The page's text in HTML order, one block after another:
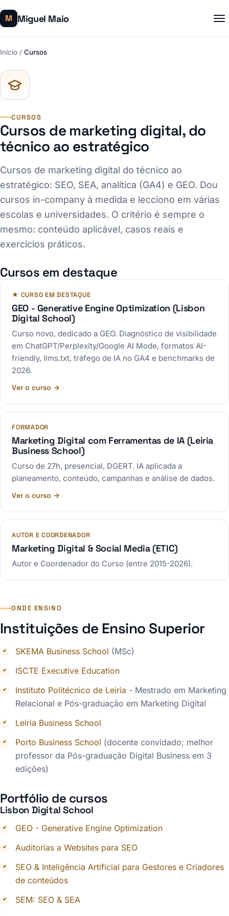
M Miguel Maio
Início / Cursos
CURSOS
Cursos de marketing digital, do
técnico ao estratégico
Cursos de marketing digital do técnico ao
estratégico: SEO, SEA, analítica (GA4) e GEO. Dou
cursos in-company à medida e lecciono em várias
escolas e universidades. O critério é sempre o
mesmo: conteúdo aplicável, casos reais e
exercícios práticos.
Cursos em destaque
★ CURSO EM DESTAQUE
GEO - Generative Engine Optimization (Lisbon
Digital School)
Curso novo, dedicado a GEO. Diagnóstico de visibilidade
em ChatGPT/Perplexity/Google AI Mode, formatos AI-
friendly, llms.txt, tráfego de IA no GA4 e benchmarks de
2026.
Ver o curso →
FORMADOR
Marketing Digital com Ferramentas de IA (Leiria
Business School)
Curso de 27h, presencial, DGERT. IA aplicada a
planeamento, conteúdo, campanhas e análise de dados.
Ver o curso →
AUTOR E COORDENADOR
Marketing Digital & Social Media (ETIC)
Autor e Coordenador do Curso (entre 2015-2026).
ONDE ENSINO
Instituições de Ensino Superior
SKEMA Business School (MSc)
ISCTE Executive Education
Instituto Politécnico de Leiria - Mestrado em Marketing
Relacional e Pós-graduação em Marketing Digital
Leiria Business School
Porto Business School (docente convidado; melhor
professor da Pós-graduação Digital Business em 3
edições)
Portfólio de cursos
Lisbon Digital School
GEO - Generative Engine Optimization
Auditorias a Websites para SEO
SEO & Inteligência Artificial para Gestores e Criadores
de conteúdos
SEM: SEO & SEA